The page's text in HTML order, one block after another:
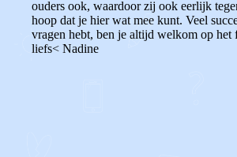
ouders ook, waardoor zij ook eerlijk
hoop dat je hier wat mee kunt. Veel
vragen hebt, ben je altijd welkom op het
liefs< Nadine